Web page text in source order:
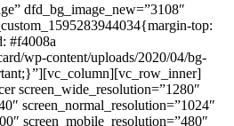
dfd_bg_image_new=”3108″
top:
#f4008a
wp-content/uploads/2020/04/bg-
screen_wide_resolution=”1280″
screen_normal_resolution=”1024″
screen_mobile_resolution=”480″